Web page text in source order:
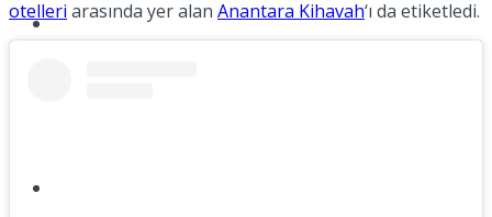
Sinema
otelleri arasında yer alan Anantara Kihavah‘ı da etiketledi.